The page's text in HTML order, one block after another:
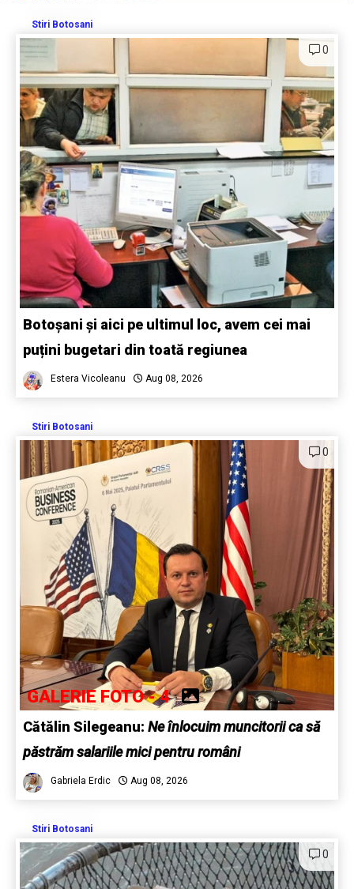
Stiri Botosani
0
Botoșani și aici pe ultimul loc, avem cei mai
puțini bugetari din toată regiunea
Estera Vicoleanu Aug 08, 2026
Stiri Botosani
0
GALERIE FOTO - 4
Cătălin Silegeanu: Ne înlocuim muncitorii ca să
păstrăm salariile mici pentru români
Gabriela Erdic Aug 08, 2026
Stiri Botosani
0